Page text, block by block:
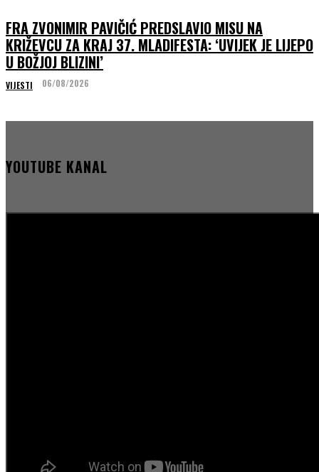
FRA ZVONIMIR PAVIČIĆ PREDSLAVIO MISU NA
KRIŽEVCU ZA KRAJ 37. MLADIFESTA: ‘UVIJEK JE LIJEPO
U BOŽJOJ BLIZINI’
VIJESTI 06/08/2026
YOUTUBE KANAL